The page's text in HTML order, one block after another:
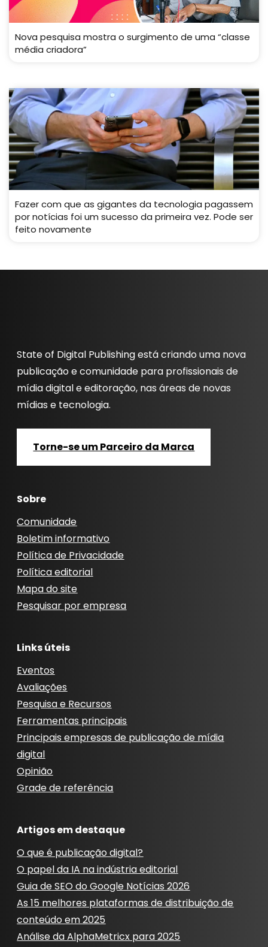
Nova pesquisa mostra o surgimento de uma “classe
média criadora”
Fazer com que as gigantes da tecnologia pagassem
por notícias foi um sucesso da primeira vez. Pode ser
feito novamente
State of Digital Publishing está criando uma nova
publicação e comunidade para profissionais de
mídia digital e editoração, nas áreas de novas
mídias e tecnologia.
Torne-se um Parceiro da Marca
Sobre
Comunidade
Boletim informativo
Política de Privacidade
Política editorial
Mapa do site
Pesquisar por empresa
Links úteis
Eventos
Avaliações
Pesquisa e Recursos
Ferramentas principais
Principais empresas de publicação de mídia
digital
Opinião
Grade de referência
Artigos em destaque
O que é publicação digital?
O papel da IA ​​na indústria editorial
Guia de SEO do Google Notícias 2026
As 15 melhores plataformas de distribuição de
conteúdo em 2025
Análise da AlphaMetricx para 2025